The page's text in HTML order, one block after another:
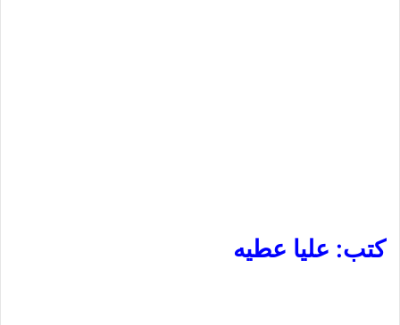
كتب: عليا عطيه